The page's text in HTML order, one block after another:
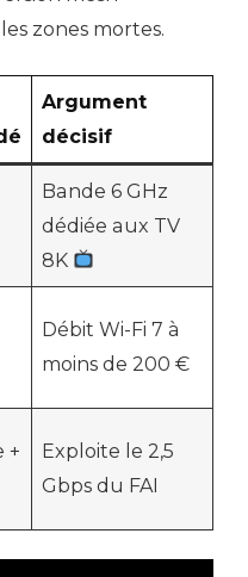
zones mortes.
Argument
décisif
Bande 6 GHz
dédiée aux TV
8K
Débit Wi-Fi 7 à
moins de 200 €
+
Exploite le 2,5
Gbps du FAI